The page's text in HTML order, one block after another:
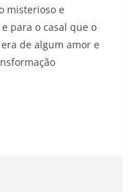
misterioso e
para o casal que o
de algum amor e